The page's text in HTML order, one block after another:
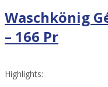
Waschkönig
– 166 Pr
Highlights: